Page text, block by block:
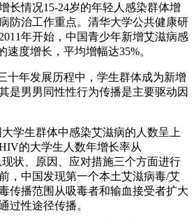
长情况15-24岁的年轻人感染群体增
防治工作重点。清华大学公共健康研
年开始，中国青少年新增艾滋病感
速度增长，平均增幅达35%。
十年发展历程中，学生群体成为新增
是男男同性性行为传播是主要驱动因
大学生群体中感染艾滋病的人数呈上
的大学生人数年增长率从
状、原因、应对措施三个方面进行
，中国发现第一个本土艾滋病毒/艾
传播范围从吸毒者和输血接受者扩大
过性途径传播。